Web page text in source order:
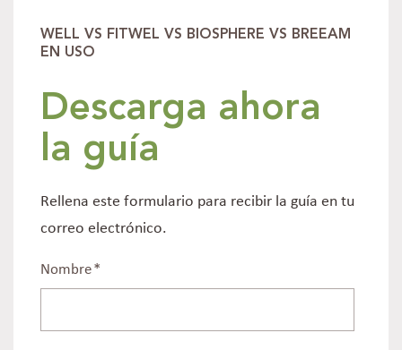
WELL VS FITWEL VS BIOSPHERE VS BREEAM
EN USO
Descarga ahora
la guía
Rellena este formulario para recibir la guía en tu
correo electrónico.
Nombre*